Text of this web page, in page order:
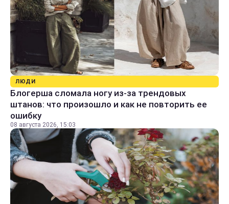
ЛЮДИ
Блогерша сломала ногу из-за трендовых
штанов: что произошло и как не повторить ее
ошибку
08 августа 2026, 15:03